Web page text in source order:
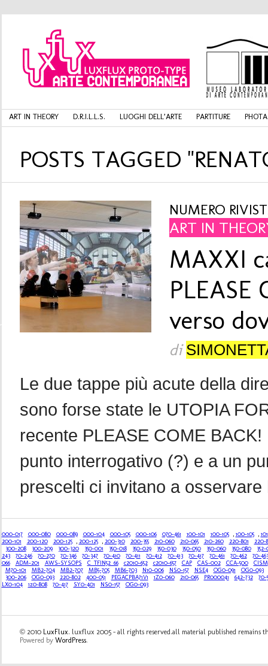
ART IN THEORY D.R.I.L.L.S. LUOGHI DELL’ARTE PARTITURE
POSTS TAGGED
NUMERO
ART IN
MAXXI
PLEASE
verso
di
Le due tappe più acute della
sono forse state le UTOPIA
recente PLEASE COME
punto interrogativo (?) e a un
prescelti ci invitano a
000-017 000-080 000-089 000-104 000-105 000-106 070-461 100-101 100-105, 100-105, 101
200-101
200-120 200-125, 200-125, 200-310 200-355 210-060 210-065 210-260 220-801
220-
300-208
300-209 300-320 350-001 350-018 350-029 350-030 350-050 350-060 350-080
352-
243
70-246 70-270 70-346 70-347 70-410 70-411 70-412 70-413 70-417 70-461 70-462
70-463
066
ADM-201 AWS-SYSOPS C_TFIN52_66 c2010-652 c2010-657 CAP CAS-002 CCA-500
CISM
M70-101
MB2-704 MB2-707 MB5-705 MB6-703 N10-006 NS0-157 NSE4 OG0-091
OG0-093
300-206
OG0-093 220-802 400-051 PEGACPBA71V1 1Z0-060 210-065 PR000041 642-732
70-
LX0-104
1z0-808 70-417 SY0-401 NS0-157 OG0-093
© 2010 LuxFlux. luxflux 2005 - all rights reserved.all material published remains
Powered by WordPress.